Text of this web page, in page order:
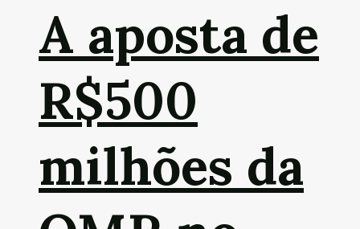
A aposta de
R$500
milhões da